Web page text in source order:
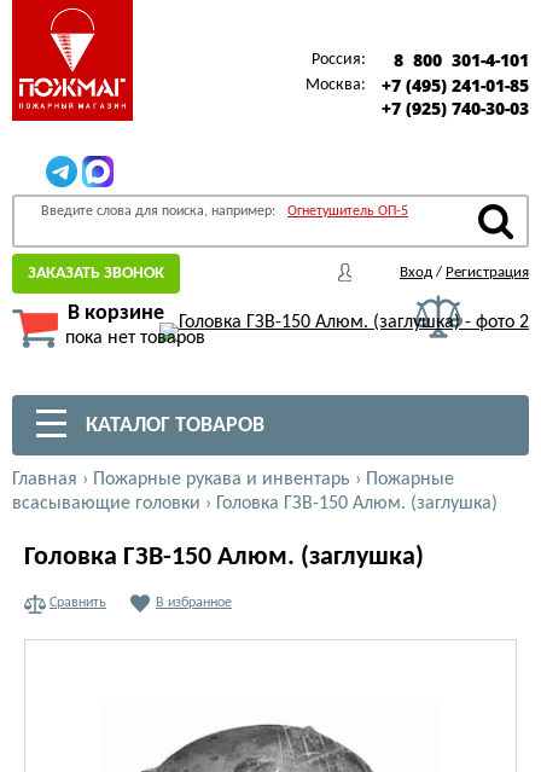
Россия: 8 800 301-4-101
Москва:
+7 (495) 241-01-85
+7 (925) 740-30-03
Введите слова для поиска, например: Огнетушитель ОП-5
ЗАКАЗАТЬ ЗВОНОК Вход / Регистрация
В корзине
пока нет товаров
КАТАЛОГ ТОВАРОВ
Главная › Пожарные рукава и инвентарь ›
Пожарные
всасывающие головки › Головка ГЗВ-150 Алюм. (заглушка)
Головка ГЗВ-150 Алюм. (заглушка)
Сравнить В избранное